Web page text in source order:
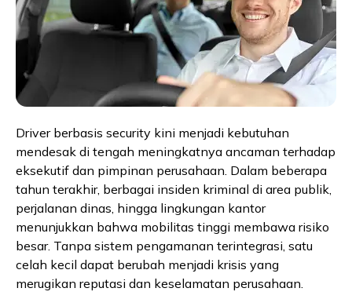
Driver berbasis security kini menjadi kebutuhan
mendesak di tengah meningkatnya ancaman terhadap
eksekutif dan pimpinan perusahaan. Dalam beberapa
tahun terakhir, berbagai insiden kriminal di area publik,
perjalanan dinas, hingga lingkungan kantor
menunjukkan bahwa mobilitas tinggi membawa risiko
besar. Tanpa sistem pengamanan terintegrasi, satu
celah kecil dapat berubah menjadi krisis yang
merugikan reputasi dan keselamatan perusahaan.